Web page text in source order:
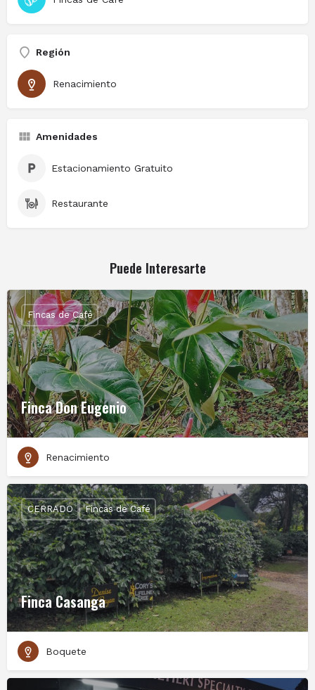
Región
Renacimiento
Amenidades
Estacionamiento Gratuito
Restaurante
Puede Interesarte
Finca Don Eugenio
Fincas de Café
Renacimiento
Finca Casanga
CERRADO Fincas de Café
Boquete